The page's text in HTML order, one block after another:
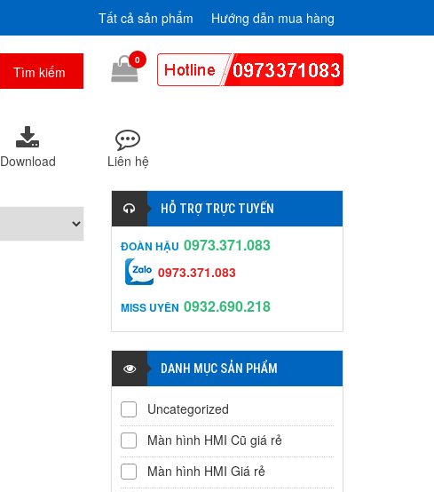
Tất cả sản phẩm Hướng dẫn mua hàng
0
Download Liên hệ
HỖ TRỢ TRỰC TUYẾN
ĐOÀN HẬU 0973.371.083
0973.371.083
MISS UYÊN 0932.690.218
DANH MỤC SẢN PHẨM
Uncategorized
Màn hình HMI Cũ giá rẻ
Màn hình HMI Giá rẻ